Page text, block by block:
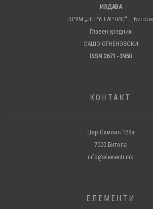
ИЗДАВА
ЗРУМ „ПЕРУН АРТИС“ – Битола
Главен уредник
САШО ОГНЕНОВСКИ
ISSN 2671 - 3950
КОНТАКТ
Цар Самоил 126а
7000 Битола
info@elementi.mk
ЕЛЕМЕНТИ